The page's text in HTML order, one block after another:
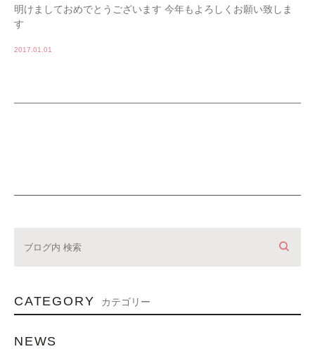
明けましておめでとうございます 今年もよろしくお願い致しま
す
2017.01.01
CATEGORY カテゴリー
NEWS